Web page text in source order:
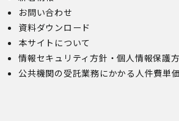
お問い合わせ
資料ダウンロード
本サイトについて
情報セキュリティ方針・個人情報保護
公共機関の受託業務にかかる人件費単